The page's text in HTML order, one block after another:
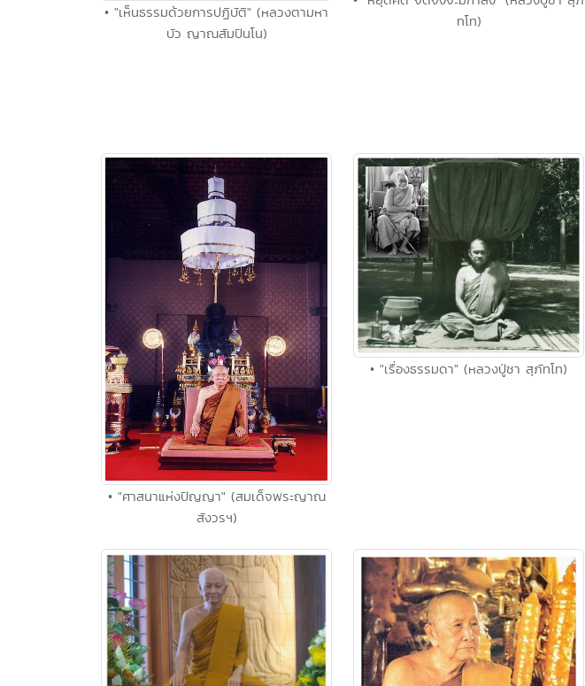
• "เห็นธรรมด้วยการปฏิบัติ" (หลวงตามหา
บัว ญาณสัมปันโน)
ทโท)
• "ศาสนาแห่งปัญญา" (สมเด็จพระญาณ
สังวรฯ)
• "เรื่องธรรมดา" (หลวงปู่ชา สุภัทโท)